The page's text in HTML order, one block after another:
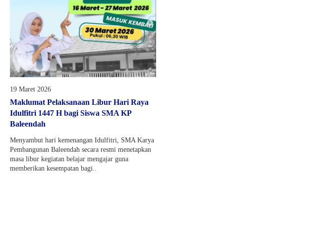
19 Maret 2026
Maklumat Pelaksanaan Libur Hari Raya
Idulfitri 1447 H bagi Siswa SMA KP
Baleendah
Menyambut hari kemenangan Idulfitri, SMA Karya
Pembangunan Baleendah secara resmi menetapkan
masa libur kegiatan belajar mengajar guna
memberikan kesempatan bagi..